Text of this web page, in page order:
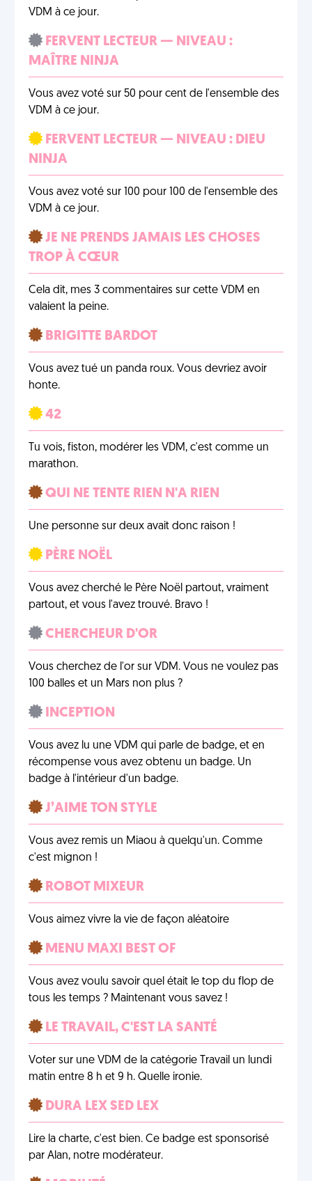
VDM à ce jour.
FERVENT LECTEUR — NIVEAU :
MAÎTRE NINJA
Vous avez voté sur 50 pour cent de l'ensemble des
VDM à ce jour.
FERVENT LECTEUR — NIVEAU : DIEU
NINJA
Vous avez voté sur 100 pour 100 de l'ensemble des
VDM à ce jour.
JE NE PRENDS JAMAIS LES CHOSES
TROP À CŒUR
Cela dit, mes 3 commentaires sur cette VDM en
valaient la peine.
BRIGITTE BARDOT
Vous avez tué un panda roux. Vous devriez avoir
honte.
42
Tu vois, fiston, modérer les VDM, c'est comme un
marathon.
QUI NE TENTE RIEN N'A RIEN
Une personne sur deux avait donc raison !
PÈRE NOËL
Vous avez cherché le Père Noël partout, vraiment
partout, et vous l'avez trouvé. Bravo !
CHERCHEUR D'OR
Vous cherchez de l'or sur VDM. Vous ne voulez pas
100 balles et un Mars non plus ?
INCEPTION
Vous avez lu une VDM qui parle de badge, et en
récompense vous avez obtenu un badge. Un
badge à l'intérieur d'un badge.
J’AIME TON STYLE
Vous avez remis un Miaou à quelqu'un. Comme
c'est mignon !
ROBOT MIXEUR
Vous aimez vivre la vie de façon aléatoire
MENU MAXI BEST OF
Vous avez voulu savoir quel était le top du flop de
tous les temps ? Maintenant vous savez !
LE TRAVAIL, C'EST LA SANTÉ
Voter sur une VDM de la catégorie Travail un lundi
matin entre 8 h et 9 h. Quelle ironie.
DURA LEX SED LEX
Lire la charte, c'est bien. Ce badge est sponsorisé
par Alan, notre modérateur.